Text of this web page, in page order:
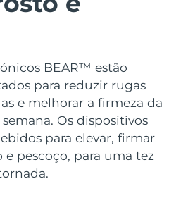
BEAR™ estão
para reduzir rugas
e melhorar a firmeza da
Os dispositivos
para elevar, firmar
pescoço, para uma tez